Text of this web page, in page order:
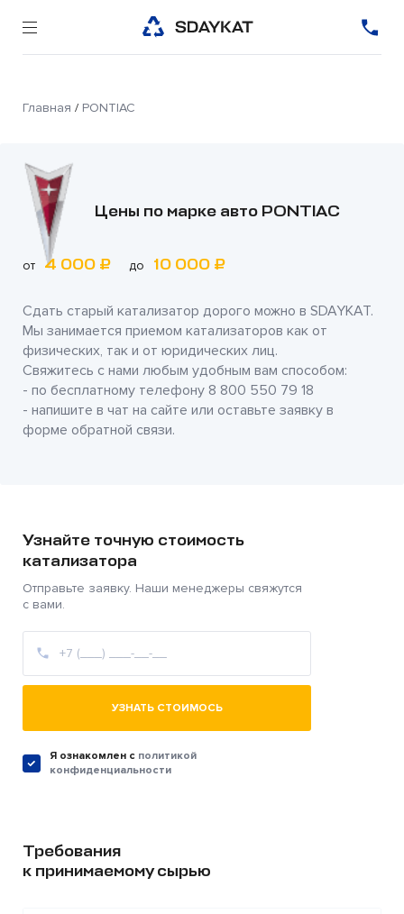
Главная / PONTIAC
Цены по марке авто PONTIAC
от 4 000 ₽ до 10 000 ₽
Сдать старый катализатор дорого можно в SDAYKAT.
Мы занимается приемом катализаторов как от
физических, так и от юридических лиц.
Свяжитесь с нами любым удобным вам способом:
- по бесплатному телефону 8 800 550 79 18
- напишите в чат на сайте или оставьте заявку в
форме обратной связи.
Узнайте точную стоимость
катализатора
Отправьте заявку. Наши менеджеры свяжутся
с вами.
УЗНАТЬ СТОИМОСЬ
Я ознакомлен c политикой
конфиденциальности
Требования
к принимаемому сырью